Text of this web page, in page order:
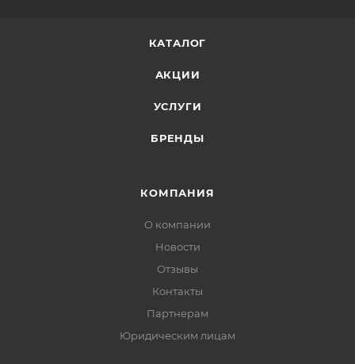
КАТАЛОГ
АКЦИИ
УСЛУГИ
БРЕНДЫ
КОМПАНИЯ
О компании
Новости
Отзывы
Контакты
Партнерам
Юридическим лицам